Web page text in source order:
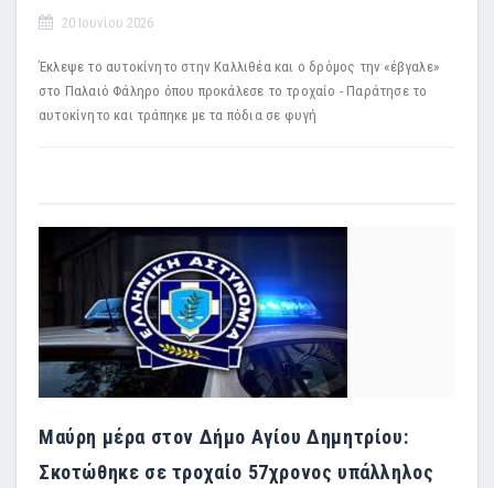
20 Ιουνίου 2026
Έκλεψε το αυτοκίνητο στην Καλλιθέα και ο δρόμος την «έβγαλε»
στο Παλαιό Φάληρο όπου προκάλεσε το τροχαίο - Παράτησε το
αυτοκίνητο και τράπηκε με τα πόδια σε φυγή
Μαύρη μέρα στον Δήμο Αγίου Δημητρίου:
Σκοτώθηκε σε τροχαίο 57χρονος υπάλληλος